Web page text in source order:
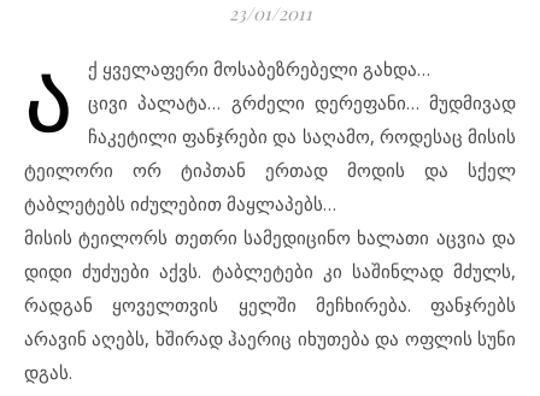
23/01/2011
ა
ქ ყველაფერი მოსაბეზრებელი გახდა…
ცივი პალატა… გრძელი დერეფანი… მუდმივად
ჩაკეტილი ფანჯრები და საღამო, როდესაც მისის
ტეილორი ორ ტიპთან ერთად მოდის და სქელ
ტაბლეტებს იძულებით მაყლაპებს…
მისის ტეილორს თეთრი სამედიცინო ხალათი აცვია და
დიდი ძუძუები აქვს. ტაბლეტები კი საშინლად მძულს,
რადგან ყოველთვის ყელში მეჩხირება. ფანჯრებს
არავინ აღებს, ხშირად ჰაერიც იხუთება და ოფლის სუნი
დგას.